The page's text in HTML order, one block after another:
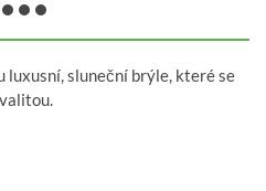
luxusní, sluneční brýle, které se